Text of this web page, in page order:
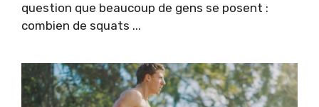
question que beaucoup de gens se posent :
combien de squats ...